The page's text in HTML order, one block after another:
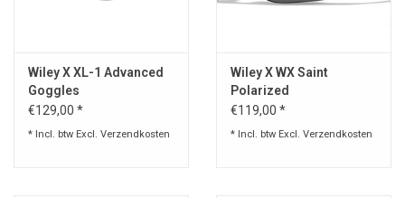
Wiley X XL-1 Advanced
Goggles
€129,00 *
* Incl. btw Excl. Verzendkosten
Wiley X WX Saint
Polarized
€119,00 *
* Incl. btw Excl. Verzendkosten